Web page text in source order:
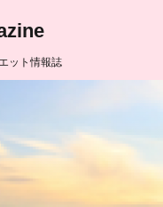
ット情報誌